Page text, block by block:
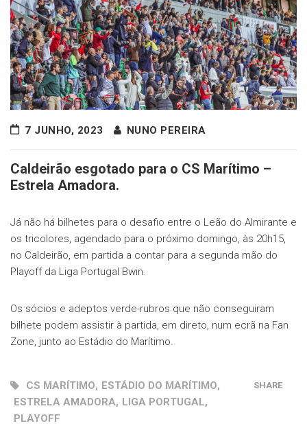
7 JUNHO, 2023 NUNO PEREIRA
Caldeirão esgotado para o CS Marítimo –
Estrela Amadora.
Já não há bilhetes para o desafio entre o Leão do Almirante e
os tricolores, agendado para o próximo domingo, às 20h15,
no Caldeirão, em partida a contar para a segunda mão do
Playoff da Liga Portugal Bwin.
Os sócios e adeptos verde-rubros que não conseguiram
bilhete podem assistir à partida, em direto, num ecrã na Fan
Zone, junto ao Estádio do Marítimo.
CS MARÍTIMO, ESTÁDIO DO MARÍTIMO,
ESTRELA AMADORA, LIGA PORTUGAL,
PLAYOFF
SHARE